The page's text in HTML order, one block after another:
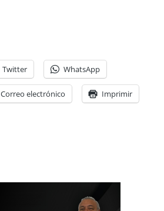
Twitter WhatsApp
Correo electrónico Imprimir